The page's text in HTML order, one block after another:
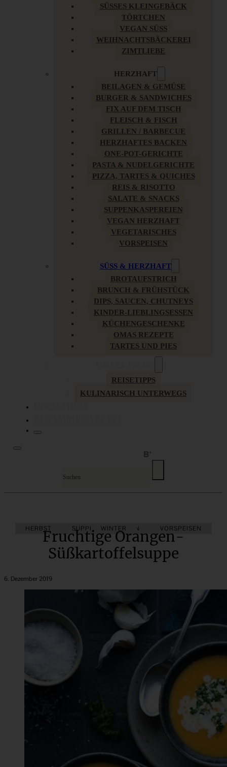
SÜSSES KLEINGEBÄCK
TÖRTCHEN
VEGAN SÜSS
WEIHNACHTSBÄCKEREI
ZIMTLIEBE
HERZHAFT
BEILAGEN & GEMÜSE
BURGER & SANDWICHES
FIX AUF DEM TISCH
FLEISCH & FISCH
GRILLEN / BARBECUE
HERZHAFTES BACKEN
ONE-POT-GERICHTE
PASTA & NUDELGERICHTE
PIZZA, TARTES & QUICHES
REIS & RISOTTO
SALATE & SNACKS
SUPPENKASPEREIEN
VEGAN HERZHAFT
VEGETARISCHES
VORSPEISEN
SÜSS & HERZHAFT
BROTAUFSTRICH
BRUNCH & FRÜHSTÜCK
DIPS, SAUCEN, CHUTNEYS
KINDER-LIEBLINGSESSEN
KÜCHENGESCHENKE
OMAS REZEPTE
TARTES UND PIES
REISETIPPS
KULINARISCH UNTERWEGS
HERBST SUPPENKASPEREIEN VORSPEISEN
WINTER
Fruchtige Orangen-
Süßkartoffelsuppe
6. Dezember 2019